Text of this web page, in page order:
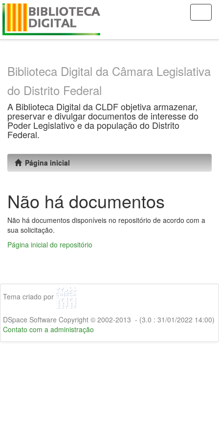
Skip
Biblioteca Digital da Câmara Legislativa
do Distrito Federal
A Biblioteca Digital da CLDF objetiva armazenar,
preservar e divulgar documentos de interesse do
Poder Legislativo e da população do Distrito
Federal.
Página inicial
Não há documentos
Não há documentos disponíveis no repositório de acordo com a
sua solicitação.
Página inicial do repositório
Tema criado por
DSpace Software Copyright © 2002-2013 - (3.0 : 31/01/2022 14:00)
Contato com a administração